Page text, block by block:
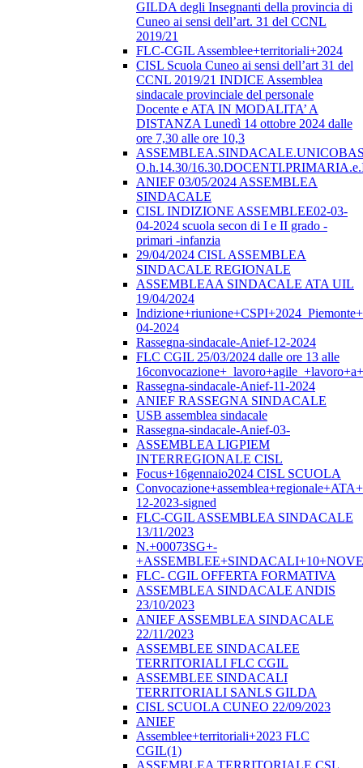
GILDA degli Insegnanti della provincia di
Cuneo ai sensi dell’art. 31 del CCNL
2019/21
FLC-CGIL Assemblee+territoriali+2024
CISL Scuola Cuneo ai sensi dell’art 31 del
CCNL 2019/21 INDICE Assemblea
sindacale provinciale del personale
Docente e ATA IN MODALITA’ A
DISTANZA Lunedì 14 ottobre 2024 dalle
ore 7,30 alle ore 10,3
O.h.14.30/
ANIEF 03/05/2024 ASSEMBLEA
SINDACALE
CISL INDIZIONE ASSEMBLEE02-03-
04-2024 scuola secon di I e II grado -
primari -infanzia
29/04/2024 CISL ASSEMBLEA
SINDACALE REGIONALE
ASSEMBLEAA SINDACALE ATA UIL
19/04/2024
04-2024
Rassegna-sindacale-Anief-12-2024
FLC CGIL 25/03/2024 dalle ore 13 alle
Rassegna-sindacale-Anief-11-2024
ANIEF RASSEGNA SINDACALE
USB assemblea sindacale
Rassegna-sindacale-Anief-03-
ASSEMBLEA LIGPIEM
INTERREGIONALE CISL
Focus+16gennaio2024 CISL SCUOLA
12-2023-signed
FLC-CGIL ASSEMBLEA SINDACALE
13/11/2023
N.+00073SG+-
FLC- CGIL OFFERTA FORMATIVA
ASSEMBLEA SINDACALE ANDIS
23/10/2023
ANIEF ASSEMBLEA SINDACALE
22/11/2023
ASSEMBLEE SINDACALEE
TERRITORIALI FLC CGIL
ASSEMBLEE SINDACALI
TERRITORIALI SANLS GILDA
CISL SCUOLA CUNEO 22/09/2023
ANIEF
Assemblee+territoriali+2023 FLC
CGIL(1)